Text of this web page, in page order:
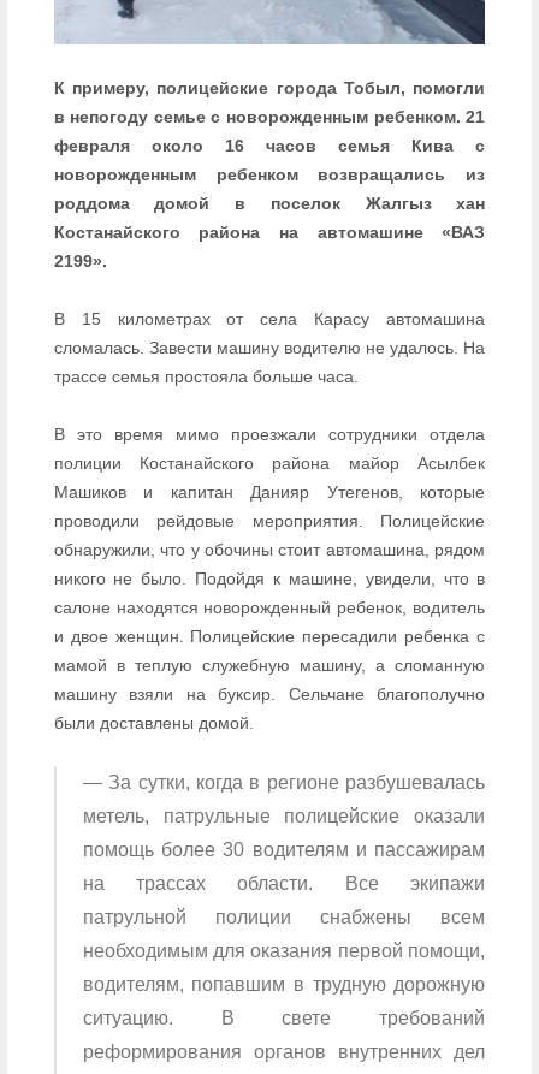
К примеру, полицейские города Тобыл, помогли
в непогоду семье с новорожденным ребенком. 21
февраля около 16 часов семья Кива с
новорожденным ребенком возвращались из
роддома домой в поселок Жалгыз хан
Костанайского района на автомашине «ВАЗ
2199».
В 15 километрах от села Карасу автомашина
сломалась. Завести машину водителю не удалось. На
трассе семья простояла больше часа.
В это время мимо проезжали сотрудники отдела
полиции Костанайского района майор Асылбек
Машиков и капитан Данияр Утегенов, которые
проводили рейдовые мероприятия. Полицейские
обнаружили, что у обочины стоит автомашина, рядом
никого не было. Подойдя к машине, увидели, что в
салоне находятся новорожденный ребенок, водитель
и двое женщин. Полицейские пересадили ребенка с
мамой в теплую служебную машину, а сломанную
машину взяли на буксир. Сельчане благополучно
были доставлены домой.
— За сутки, когда в регионе разбушевалась
метель, патрульные полицейские оказали
помощь более 30 водителям и пассажирам
на трассах области. Все экипажи
патрульной полиции снабжены всем
необходимым для оказания первой помощи,
водителям, попавшим в трудную дорожную
ситуацию. В свете требований
реформирования органов внутренних дел